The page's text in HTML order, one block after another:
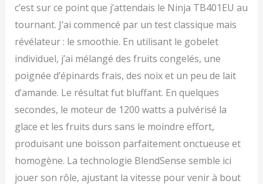
44,5 cm x L : 21 cm x P :
17,5 cm. Poids : 6,3 kg.
c’est sur ce point que j’attendais le Ninja TB401EU au
tournant. J’ai commencé par un test classique mais
révélateur : le smoothie. En utilisant le gobelet
individuel, j’ai mélangé des fruits congelés, une
poignée d’épinards frais, des noix et un peu de lait
d’amande. Le résultat fut bluffant. En quelques
secondes, le moteur de 1200 watts a pulvérisé la
glace et les fruits durs sans le moindre effort,
produisant une boisson parfaitement onctueuse et
homogène. La technologie BlendSense semble ici
jouer son rôle, ajustant la vitesse pour venir à bout